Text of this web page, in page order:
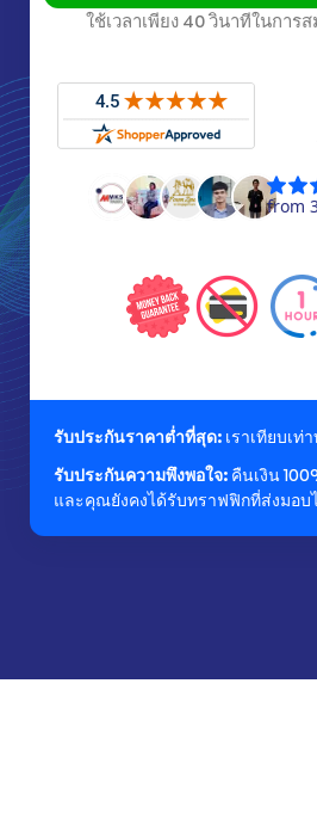
ใช้เวลาเพียง 40 วินาทีในการ
รับประกันราคาต่ำที่สุด: เราเทียบเท่
รับประกันความพึงพอใจ: คืนเงิน
และคุณยังคงได้รับทราฟฟิกที่ส่งมอบ